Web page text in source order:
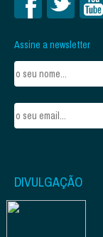
Assine a newsletter
DIVULGAÇÃO